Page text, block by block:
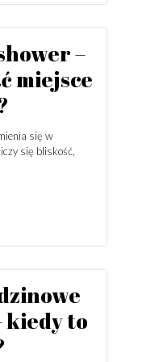
–
miejsce
się w
się bliskość,
kiedy to